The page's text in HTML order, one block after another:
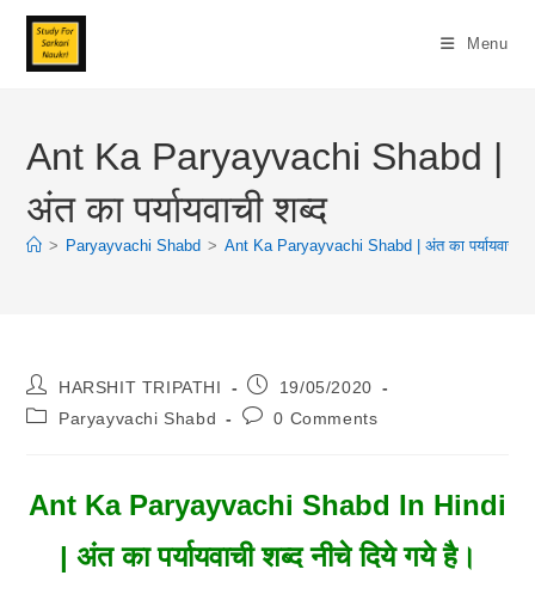
Skip
Content
Menu
Ant Ka Paryayvachi Shabd |
अंत का पर्यायवाची शब्द
> Paryayvachi Shabd > Ant Ka Paryayvachi Shabd | अंत का पर्यायवाची
Post
Author:
HARSHIT TRIPATHI
Post
Published:
19/05/2020
PostParyayvachi Shabd
Post0 Comments
Ant Ka Paryayvachi Shabd In Hindi
| अंत का पर्यायवाची शब्द नीचे दिये गये है।